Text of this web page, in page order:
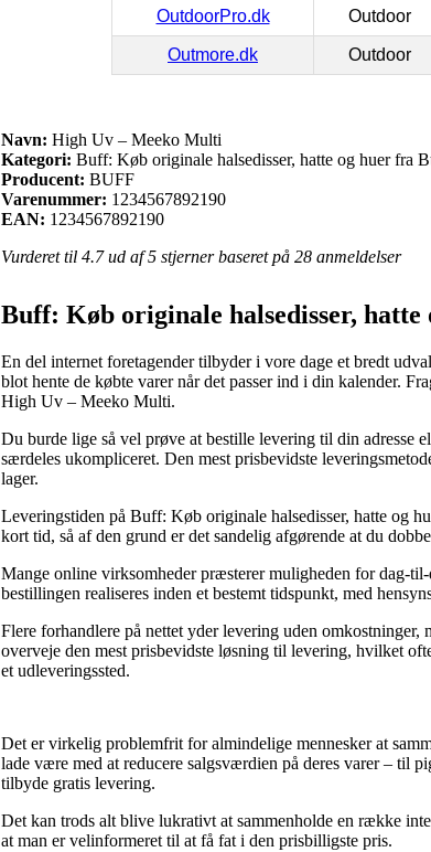
OutdoorPro.dk Outdoor
Outmore.dk Outdoor
Navn: High Uv – Meeko Multi
Kategori: Buff: Køb originale halsedisser, hatte og huer fra
Producent: BUFF
Varenummer: 1234567892190
EAN: 1234567892190
Vurderet til 4.7ud af 5 stjerner baseret på 28 anmeldelser
Buff: Køb originale halsedisser,
En del internet foretagender tilbyder i vore dage et bredt
blot hente de købte varer når det passer ind i din kalender.
High Uv – Meeko Multi.
Du burde lige så vel prøve at bestille levering til din adresse
særdeles ukompliceret. Den mest prisbevidste
lager.
Leveringstiden på Buff: Køb originale halsedisser, hatte og
kort tid, så af den grund er det sandelig afgørende at du
Mange online virksomheder præsterer muligheden for dag-
bestillingen realiseres inden et bestemt tidspunkt, med
Flere forhandlere på nettet yder levering uden
overveje den mest prisbevidste løsning til levering, hvilket
et udleveringssted.
Det er virkelig problemfrit for almindelige mennesker at
lade være med at reducere salgsværdien på deres varer – til
tilbyde gratis levering.
Det kan trods alt blive lukrativt at sammenholde en række
at man er velinformeret til at få fat i den prisbilligste pris.